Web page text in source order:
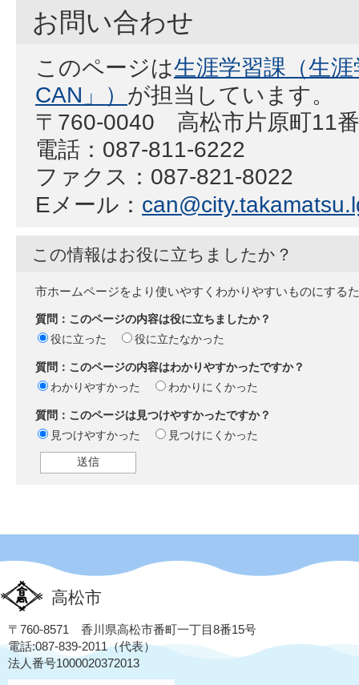
お問い合わせ
このページは生涯学習課（生
CAN」） が担当しています。
〒760-0040 高松市片原町11
電話：087-811-6222
ファクス：087-821-8022
Eメール：
この情報はお役に立ちましたか？
市ホームページをより使いやすくわかりやすいものにする
質問：このページの内容は役に立ちましたか？
役に立った
役に立たなかった
質問：このページの内容はわかりやすかったですか？
わかりやすかった
わかりにくかった
質問：このページは見つけやすかったですか？
見つけやすかった
見つけにくかった
高松市
〒760-8571 香川県高松市番町一丁目8番15号
電話:087-839-2011（代表）
法人番号1000020372013